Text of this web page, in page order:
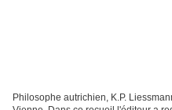
Philosophe autrichien, K.P.